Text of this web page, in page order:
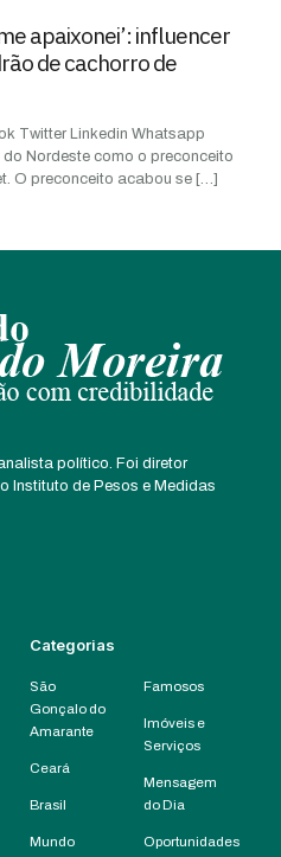
apaixonei’: influencer
de cachorro de
Twitter Linkedin Whatsapp
Nordeste como o preconceito
O preconceito acabou se […]
político. Foi diretor
Instituto de Pesos e Medidas
Categorias
São
Gonçalo do
Amarante
Ceará
Brasil
Mundo
Famosos
Imóveis e
Serviços
Mensagem
do Dia
Oportunidades